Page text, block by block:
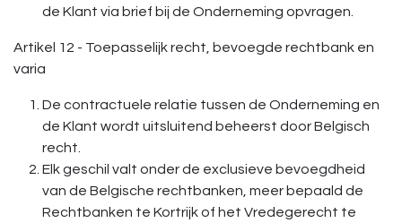
de Klant via brief bij de Onderneming opvragen.
Artikel 12 - Toepasselijk recht, bevoegde rechtbank en
varia
De contractuele relatie tussen de Onderneming en
de Klant wordt uitsluitend beheerst door Belgisch
recht.
Elk geschil valt onder de exclusieve bevoegdheid
van de Belgische rechtbanken, meer bepaald de
Rechtbanken te Kortrijk of het Vredegerecht te